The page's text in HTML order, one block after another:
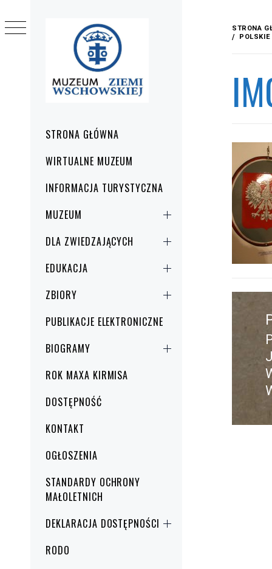
główneSTRONA GŁÓWNA
WIRTUALNE MUZEUM
INFORMACJA TURYSTYCZNA
MUZEUM
DLA ZWIEDZAJĄCYCH
EDUKACJA
ZBIORY
PUBLIKACJE ELEKTRONICZNE
BIOGRAMY
ROK MAXA KIRMISA
DOSTĘPNOŚĆ
KONTAKT
OGŁOSZENIA
STANDARDY OCHRONY
MAŁOLETNICH
DEKLARACJA DOSTĘPNOŚCI
RODO
STRONA
wpisu